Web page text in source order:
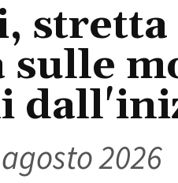
stretta
sulle
2026